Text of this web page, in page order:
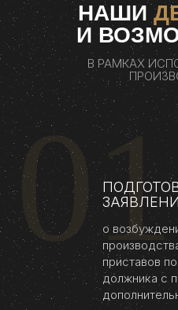
НАШИ
И
В РАМКАХ
о
приставов
должника с
01